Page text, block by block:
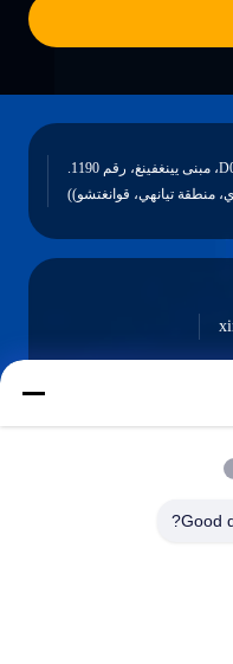
قوانغتشو، الصين ((رقم D01، مبنى يينغفينغ، رقم 1190.
منطقة تيانهي، قوانغتشو))
Good